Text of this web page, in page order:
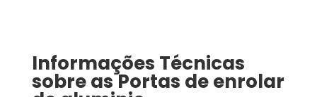
Informações Técnicas
sobre as Portas de enrolar